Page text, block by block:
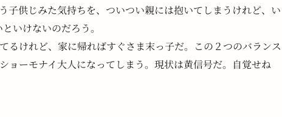
子供じみた気持ちを、ついつい親には抱いてしまうけれど、い
いけないのだろう。
るけれど、家に帰ればすぐさま末っ子だ。この２つのバランス
ョーモナイ大人になってしまう。現状は黄信号だ。自覚せね